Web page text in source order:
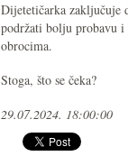
Dijetetičarka zaključuje
podržati bolju probavu
obrocima.
Stoga, što se čeka?
29.07.2024. 18:00:00